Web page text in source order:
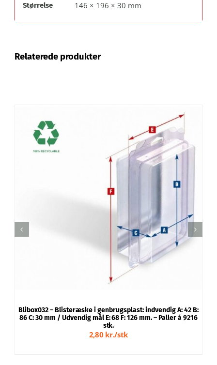
Størrelse 146 × 196 × 30 mm
Relaterede produkter
TILFØJ TIL KURV
Blibox032 – Blisteræske i genbrugsplast: indvendig A: 42 B:
86 C: 30 mm / Udvendig mål E: 68 F: 126 mm. – Paller á 9216
stk.
2,80 kr./stk